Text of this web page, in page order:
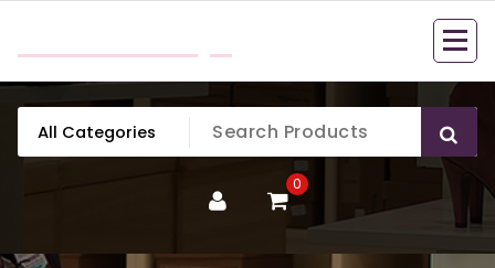
content
0